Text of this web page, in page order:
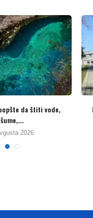
kolektivni ugovori za
radnike u...
Avgusta 2026.